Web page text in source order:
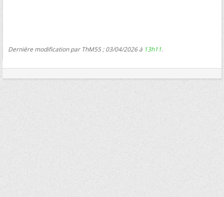
Dernière modification par ThM55 ; 03/04/2026 à 13h11.